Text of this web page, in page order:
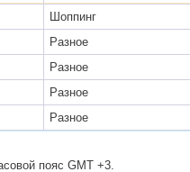
Шоппинг
Разное
Разное
Разное
Разное
пояс GMT +3.